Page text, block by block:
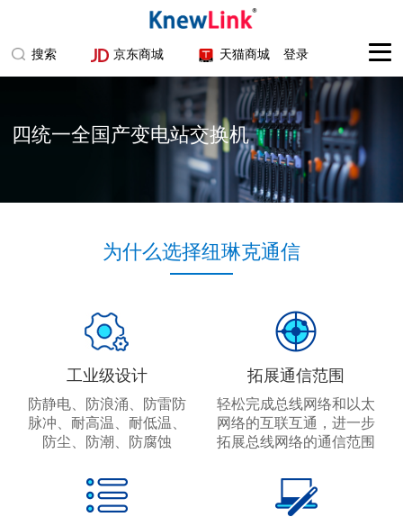
搜索 京东商城 天猫商城 登录
四统一全国产变电站交换机
为什么选择纽琳克通信
工业级设计
防静电、防浪涌、防雷防
脉冲、耐高温、耐低温、
防尘、防潮、防腐蚀
拓展通信范围
轻松完成总线网络和以太
网络的互联互通，进一步
拓展总线网络的通信范围